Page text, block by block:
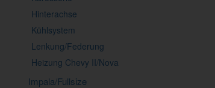
Hinterachse
Kühlsystem
Lenkung/Federung
Heizung Chevy II/Nova
Impala/Fullsize